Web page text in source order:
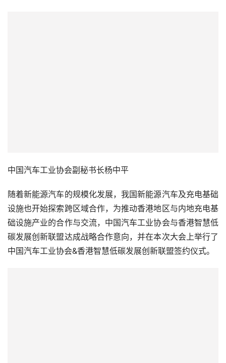
中国汽车工业协会副秘书长杨中平
随着新能源汽车的规模化发展，我国新能源汽车及充电基础
设施也开始探索跨区域合作，为推动香港地区与内地充电基
础设施产业的合作与交流，中国汽车工业协会与香港智慧低
碳发展创新联盟达成战略合作意向，并在本次大会上举行了
中国汽车工业协会&香港智慧低碳发展创新联盟签约仪式。